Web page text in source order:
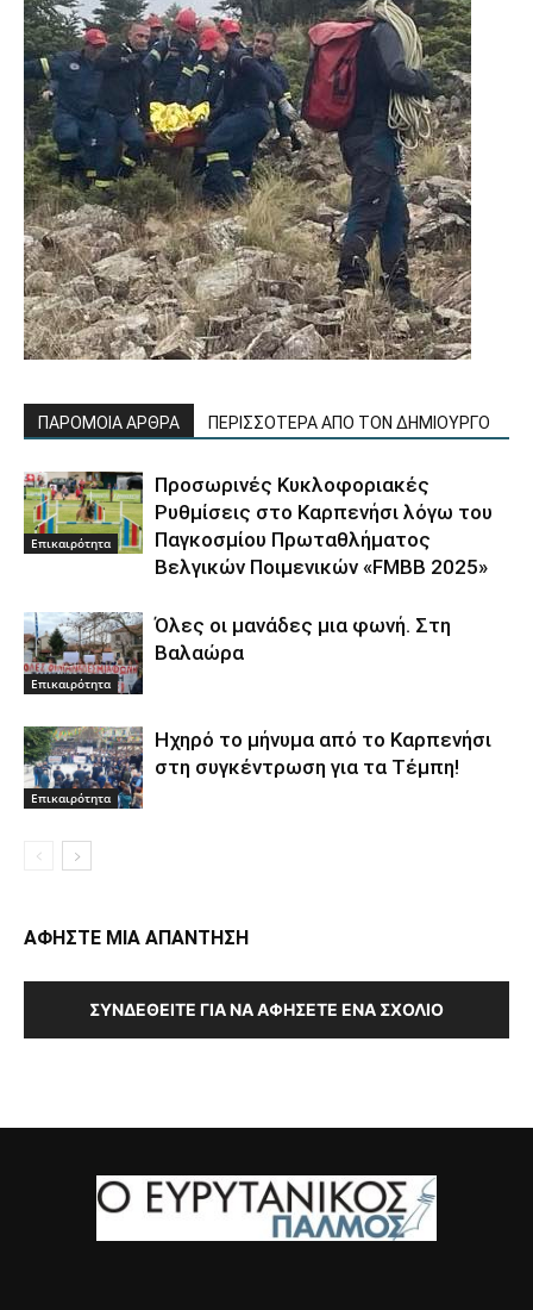
ΠΑΡΟΜΟΙΑ ΑΡΘΡΑ ΠΕΡΙΣΣΟΤΕΡΑ ΑΠΟ ΤΟΝ ΔΗΜΙΟΥΡΓΟ
Επικαιρότητα
Προσωρινές Κυκλοφοριακές
Ρυθμίσεις στο Καρπενήσι λόγω του
Παγκοσμίου Πρωταθλήματος
Βελγικών Ποιμενικών «FMBB 2025»
Επικαιρότητα
Όλες οι μανάδες μια φωνή. Στη
Βαλαώρα
Επικαιρότητα
Ηχηρό το μήνυμα από το Καρπενήσι
στη συγκέντρωση για τα Τέμπη!
ΑΦΗΣΤΕ ΜΙΑ ΑΠΑΝΤΗΣΗ
ΣΥΝΔΕΘΕΊΤΕ ΓΙΑ ΝΑ ΑΦΉΣΕΤΕ ΈΝΑ ΣΧΌΛΙΟ